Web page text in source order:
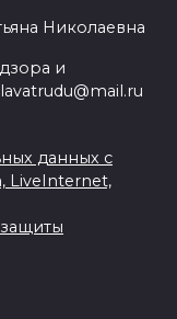
Николаевна
и
данных с
LiveInternet,